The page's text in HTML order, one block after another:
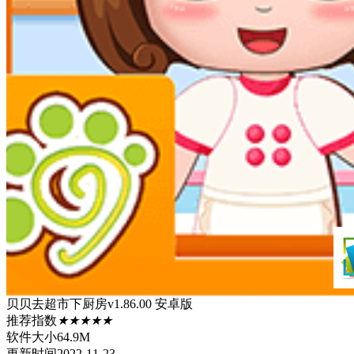
贝贝去超市下厨房v1.86.00 安卓版
推荐指数 ★★★★★
软件大小64.9M